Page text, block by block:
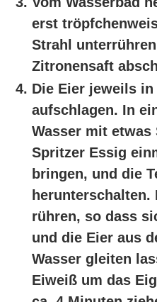
erst
Strahl
Zitronensaft
Die Eier jeweils in
aufschlagen. In
Wasser mit etwas
Spritzer Essig
bringen, und die
herunterschalten.
rühren, so dass
und die Eier aus
Wasser gleiten
Eiweiß um das